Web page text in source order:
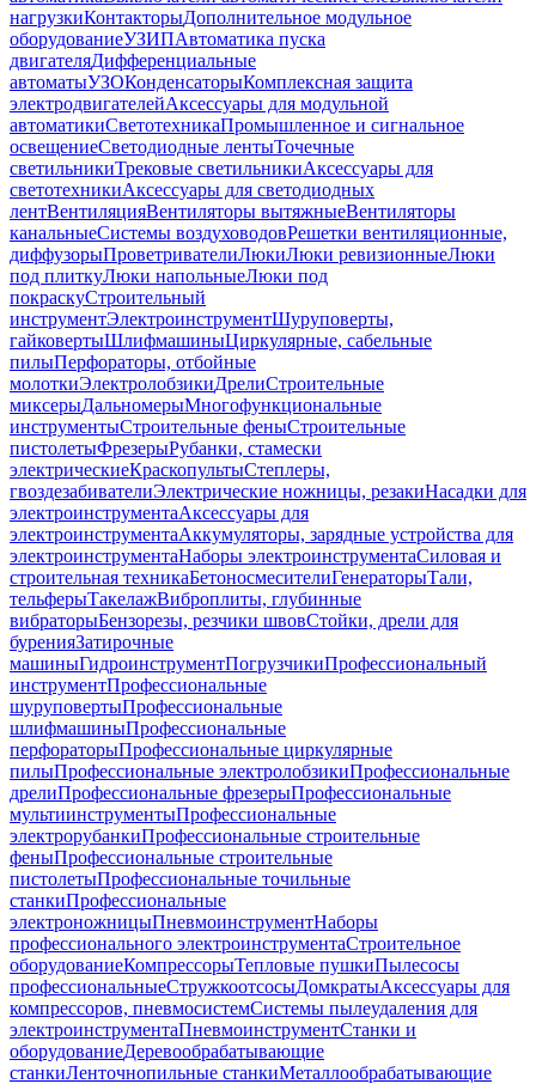
нагрузкиКонтакторыДополнительное модульное
оборудованиеУЗИПАвтоматика пуска
двигателяДифференциальные
автоматыУЗОКонденсаторыКомплексная защита
электродвигателейАксессуары для модульной
автоматикиСветотехникаПромышленное и сигнальное
освещениеСветодиодные лентыТочечные
светильникиТрековые светильникиАксессуары для
светотехникиАксессуары для светодиодных
лентВентиляцияВентиляторы вытяжныеВентиляторы
канальныеСистемы воздуховодовРешетки вентиляционные,
диффузорыПроветривателиЛюкиЛюки ревизионныеЛюки
под плиткуЛюки напольныеЛюки под
покраскуСтроительный
инструментЭлектроинструментШуруповерты,
гайковертыШлифмашиныЦиркулярные, сабельные
пилыПерфораторы, отбойные
молоткиЭлектролобзикиДрелиСтроительные
миксерыДальномерыМногофункциональные
инструментыСтроительные феныСтроительные
пистолетыФрезерыРубанки, стамески
электрическиеКраскопультыСтеплеры,
гвоздезабивателиЭлектрические ножницы, резакиНасадки для
электроинструментаАксессуары для
электроинструментаАккумуляторы, зарядные устройства для
электроинструментаНаборы электроинструментаСиловая и
строительная техникаБетоносмесителиГенераторыТали,
тельферыТакелажВиброплиты, глубинные
вибраторыБензорезы, резчики швовСтойки, дрели для
буренияЗатирочные
машиныГидроинструментПогрузчикиПрофессиональный
инструментПрофессиональные
шуруповертыПрофессиональные
шлифмашиныПрофессиональные
перфораторыПрофессиональные циркулярные
пилыПрофессиональные электролобзикиПрофессиональные
дрелиПрофессиональные фрезерыПрофессиональные
мультиинструментыПрофессиональные
электрорубанкиПрофессиональные строительные
феныПрофессиональные строительные
пистолетыПрофессиональные точильные
станкиПрофессиональные
электроножницыПневмоинструментНаборы
профессионального электроинструментаСтроительное
оборудованиеКомпрессорыТепловые пушкиПылесосы
профессиональныеСтружкоотсосыДомкратыАксессуары для
компрессоров, пневмосистемСистемы пылеудаления для
электроинструментаПневмоинструментСтанки и
оборудованиеДеревообрабатывающие
станкиЛенточнопильные станкиМеталлообрабатывающие